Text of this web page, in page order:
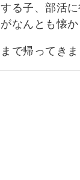
る子、部活
なんとも懐
で帰ってきま